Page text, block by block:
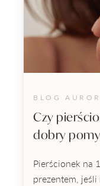
BLOG
Czy
dobry
Pierścionek na
prezentem,